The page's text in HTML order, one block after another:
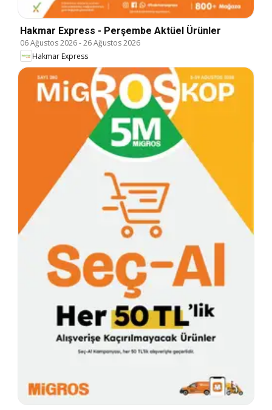
Hakmar Express - Perşembe Aktüel Ürünler
06 Ağustos 2026-26 Ağustos 2026
Hakmar Express